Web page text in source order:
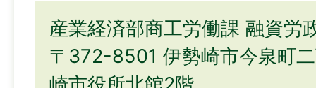
産業経済部商工労働課 融資労
〒372-8501 伊勢崎市今泉町